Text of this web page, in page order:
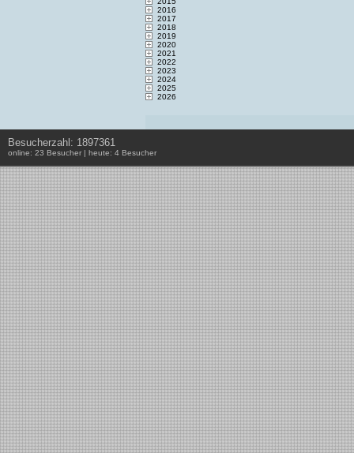
2016
2017
2018
2019
2020
2021
2022
2023
2024
2025
2026
Besucherzahl: 1897361
online: 23 Besucher | heute: 4 Besucher